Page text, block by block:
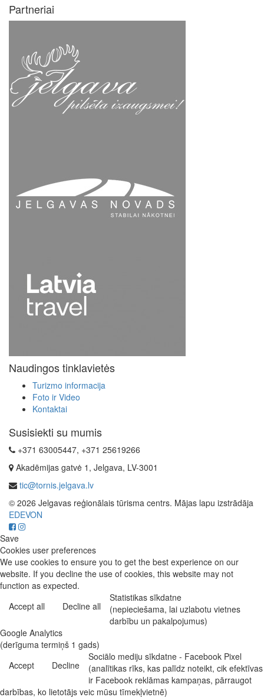
Partneriai
Naudingos tinklavietės
Turizmo informacija
Foto ir Video
Kontaktai
Susisiekti su mumis
+371 63005447, +371 25619266
Akadēmijas gatvė 1, Jelgava, LV-3001
tic@tornis.jelgava.lv
© 2026 Jelgavas reģionālais tūrisma centrs. Mājas lapu izstrādāja
EDEVON
Save
Cookies user preferences
We use cookies to ensure you to get the best experience on our
website. If you decline the use of cookies, this website may not
function as expected.
Accept all
Decline all
Statistikas sīkdatne
(nepieciešama, lai uzlabotu vietnes
darbību un pakalpojumus)
Google Analytics
(derīguma termiņš 1 gads)
Accept
Decline
Sociālo mediju sīkdatne - Facebook Pixel
(analītikas rīks, kas palīdz noteikt, cik efektīvas
ir Facebook reklāmas kampaņas, pārraugot
darbības, ko lietotājs veic mūsu tīmekļvietnē)